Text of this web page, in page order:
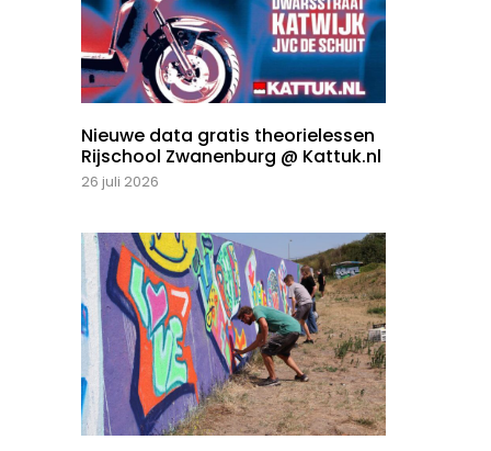
Nieuwe data gratis theorielessen
Rijschool Zwanenburg @ Kattuk.nl
26 juli 2026